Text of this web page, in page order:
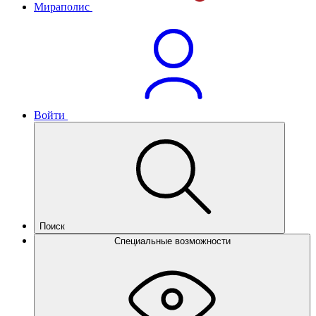
Мираполис
Войти
Поиск
Специальные возможности